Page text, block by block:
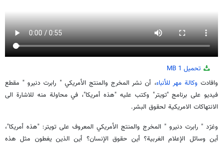
تحميل 1 MB
وافادت وكالة مهر للأنباء، أن نشر المخرج والمنتج الأمريكي " رابرت دنیرو " مقطع
فيديو على برنامج "تويتر" وكتب عليه "هذه أمريكا"، في محاولة منه للاشارة الى
الانتهاكات الامريكية لحقوق البشر.
وغرّد " رابرت دنیرو " المخرج والمنتج الأمريكي المعروف على تويتر: "هذه أمريكا"،
أين وسائل الإعلام الغربية؟ أين حقوق الإنسان؟ أين الذين يغطون مثل هذه